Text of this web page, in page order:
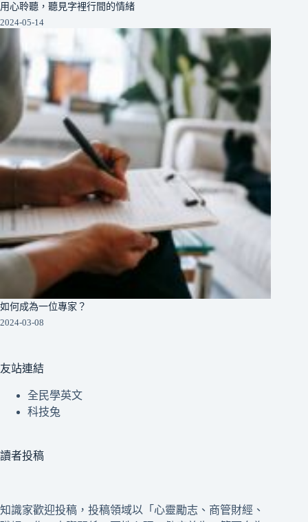
用心聆聽，聽見字裡行間的情緒
2024-05-14
如何成為一位專家？
2024-03-08
友站連結
全民學英文
科技兔
讀者投稿
知識家歡迎投稿，投稿領域以「心靈勵志、商管財經、